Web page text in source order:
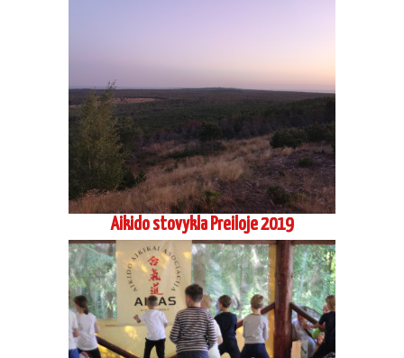
Aikido stovykla Preiloje 2019